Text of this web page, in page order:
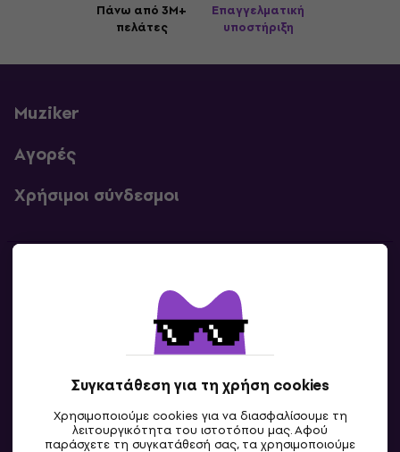
Συγκατάθεση για τη χρήση cookies
Χρησιμοποιούμε cookies για να διασφαλίσουμε τη
λειτουργικότητα του ιστοτόπου μας. Αφού
παράσχετε τη συγκατάθεσή σας, τα χρησιμοποιούμε
Πάνω από 3M+
πελάτες
Επαγγελματική
υποστήριξη
Muziker
Αγορές
Χρήσιμοι σύνδεσμοι
Επικοινωνία